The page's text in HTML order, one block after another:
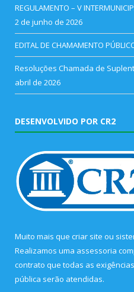
REGULAMENTO – V
2 de junho de 2026
EDITAL DE CHAMAMENTO
Resoluções Chamada de
abril de 2026
DESENVOLVIDO POR CR2
Muito mais que criar site ou
Realizamos uma assessoria
contrato que todas as
pública serão atendidas.